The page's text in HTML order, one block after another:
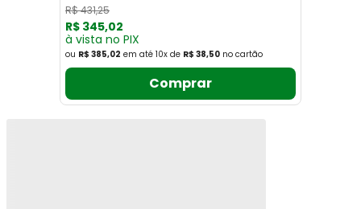
R$431,25
R$ 345,02
à vista no PIX
ou R$ 385,02 em até 10x de R$ 38,50 no cartão
Comprar